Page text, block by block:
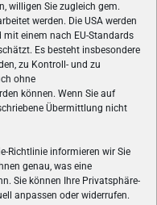
willigen Sie zugleich gem.
werden. Die USA werden
einem nach EU-Standards
Es besteht insbesondere
zu Kontroll- und zu
ohne
können. Wenn Sie auf
Übermittlung nicht
Richtlinie informieren wir Sie
genau, was eine
Sie können Ihre Privatsphäre-
anpassen oder widerrufen.
ist das älteste Online-
täglich aktuelle News,
Gaming-
des e-Sport's.